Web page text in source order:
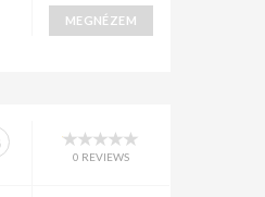
MEGNÉZEM
0 REVIEWS